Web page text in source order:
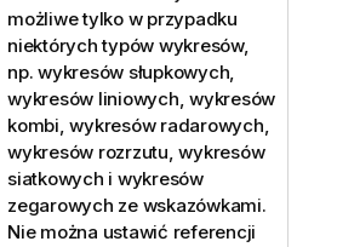
możliwe tylko w przypadku
niektórych typów wykresów,
np. wykresów słupkowych,
wykresów liniowych, wykresów
kombi, wykresów radarowych,
wykresów rozrzutu, wykresów
siatkowych i wykresów
zegarowych ze wskazówkami.
Nie można ustawić referencji